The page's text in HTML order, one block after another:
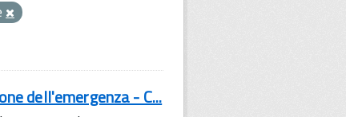
dell'emergenza - C...